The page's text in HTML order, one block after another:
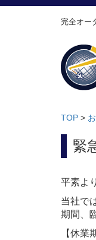
完全オー
TOP >
緊
平素よ
当社で
期間、
【休業